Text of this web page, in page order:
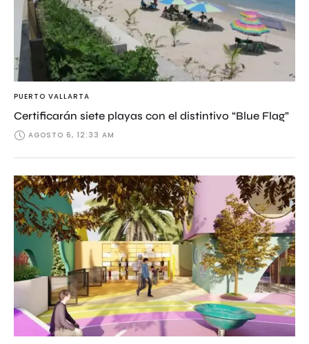
PUERTO VALLARTA
Certificarán siete playas con el distintivo “Blue Flag”
AGOSTO 6, 12:33 AM